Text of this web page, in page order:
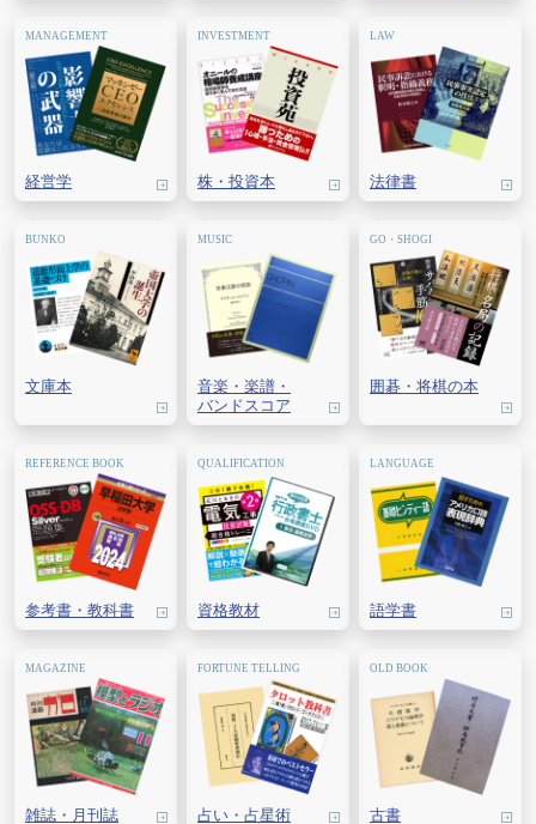
経営学 株・ 投資本 法律書
文庫本 音楽・ 楽譜・
バンドスコア
囲碁・ 将棋の本
参考書・教科書 資格教材 語学書
雑誌・ 月刊誌 占い・ 占星術 古書